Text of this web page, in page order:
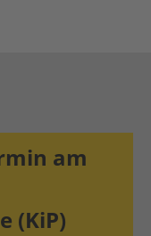
am
(KiP)